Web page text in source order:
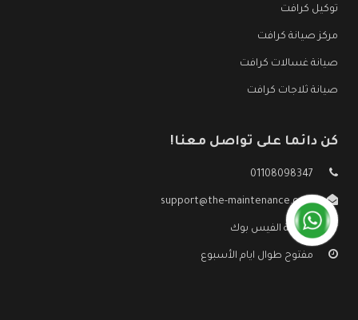
توكيل كرافت
مركز صيانة كرافت
صيانة غسالات كرافت
صيانة ثلاجات كرافت
كن دائما على تواصل معنا!
01108098347
support@the-maintenance.com
صفحة الفيس بوك
مفتوح طوال ايام الأسبوع